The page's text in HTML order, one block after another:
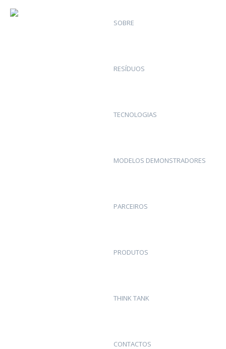
SOBRE
RESÍDUOS
TECNOLOGIAS
MODELOS DEMONSTRADORES
PARCEIROS
PRODUTOS
THINK TANK
CONTACTOS